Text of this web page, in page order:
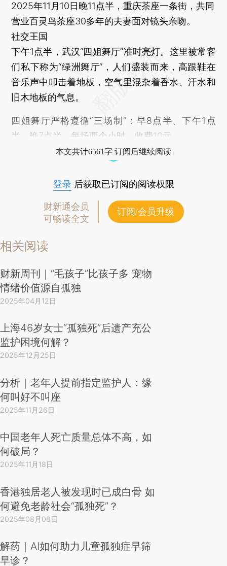
2025年11月10日晚11点半，重庆茶座一条街，共同
营业百灵鸟茶座30多年的夫妻面对镜头亲吻。
社交王国
下午1点半，武汉“四姐舞厅”准时亮灯。这里被常客
们私下称为“绿洲舞厅”，人们盛装而来，高跟鞋在
音乐声中叩击着地板，空气里混杂着香水、汗水和
旧木地板的气息。
四姐舞厅严格遵循“三场制”：早8点半、下午1点
半、晚7点半，每场两个小时，收费10元。
本文共计6561字 订阅后继续阅读
登录后获取已订阅的阅读权限
财新通会员
可畅读全文
订阅/会员升级
相关阅读
财新周刊｜“毛孩子”比孩子多 宠物
情绪价值源自孤独
2025年04月12日
上海46岁女士“孤独死”后遗产充公
监护困境何解？
2025年12月25日
分析｜老年人提前指定监护人：缘
何叫好不叫座
2025年11月26日
中国老年人死亡质量总体不高，如
何破局？
2025年11月18日
香港独居老人被发现时已成白骨 如
何避免老龄社会“孤独死”？
2025年08月08日
解药｜AI如何助力儿童孤独症早筛
早诊？